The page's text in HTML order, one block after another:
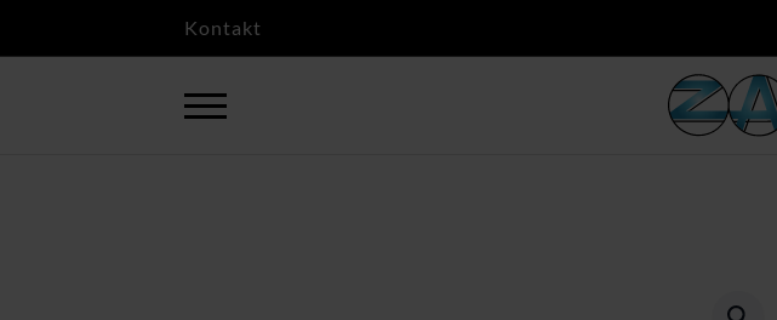
Kontakt